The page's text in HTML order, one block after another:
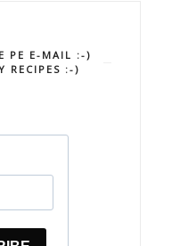
PE E-MAIL :-)
RECIPES :-)